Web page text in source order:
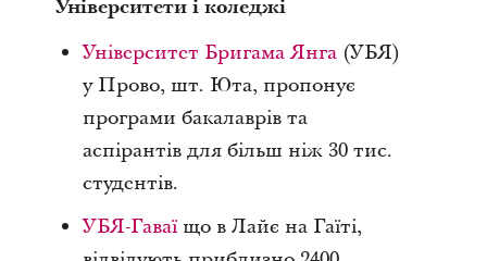
Університети і коледжі
Університет Бригама Янга(УБЯ)
у Прово, шт. Юта, пропонує
програми бакалаврів та
аспірантів для більш ніж 30 тис.
студентів.
УБЯ-Гаваїщо в Лайє на Гаїті,